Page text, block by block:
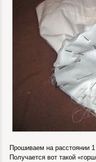
Прошиваем на расстоянии
Получается вот такой